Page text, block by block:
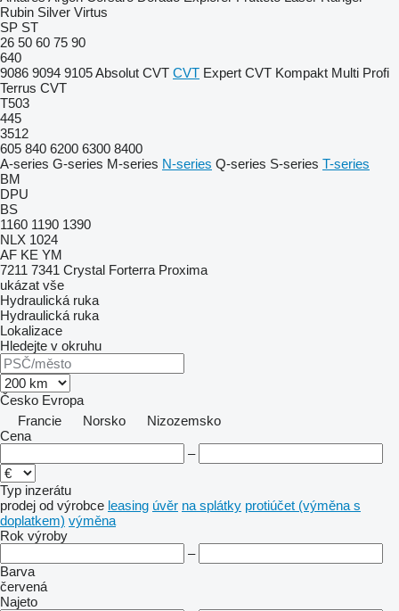
Rubin Silver Virtus
SP ST
26 50 60 75 90
640
9086 9094 9105Absolut CVT CVT Expert CVT Kompakt Multi Profi
Terrus CVT
T503
445
3512
605 840 6200 6300 8400
A-series G-series M-series N-series Q-series S-series T-series
BM
DPU
BS
1160 1190 1390
NLX 1024
AF KE YM
7211 7341 Crystal Forterra Proxima
ukázat vše
Hydraulická ruka
Hydraulická ruka
Lokalizace
Hledejte v okruhu
Česko Evropa
Francie
Norsko
Nizozemsko
Cena
–
Typ inzerátu
prodej od výrobce leasing úvěr na splátky protiúčet (výměna s
doplatkem) výměna
Rok výroby
–
Barva
červená
Najeto